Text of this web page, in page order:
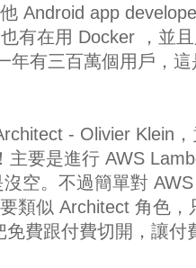
Android app
有在用 Docker ，並
年有三百萬個用戶，
- Olivier Klein
要是進行 AWS
空。不過簡單對
類似 Architect 角色
費跟付費切開，讓付